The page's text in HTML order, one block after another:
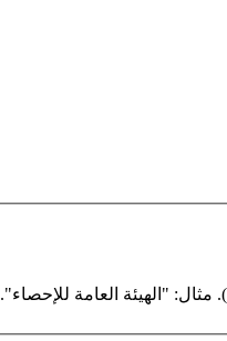
"الهيئة العامة للإحصاء".